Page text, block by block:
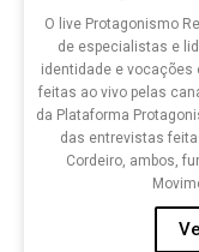
O live Protagonismo
de especialistas e
identidade e
feitas ao vivo pelas
da Plataforma
das entrevistas
Cordeiro, ambos,